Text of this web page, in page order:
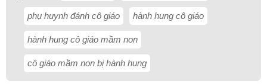
phụ huynh đánh cô giáo hành hung cô giáo
hành hung cô giáo mầm non
cô giáo mầm non bị hành hung